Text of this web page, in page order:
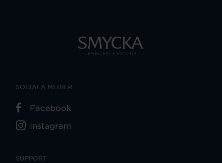
SUPPORT
SOCIALA MEDIER
Facebook
Instagram